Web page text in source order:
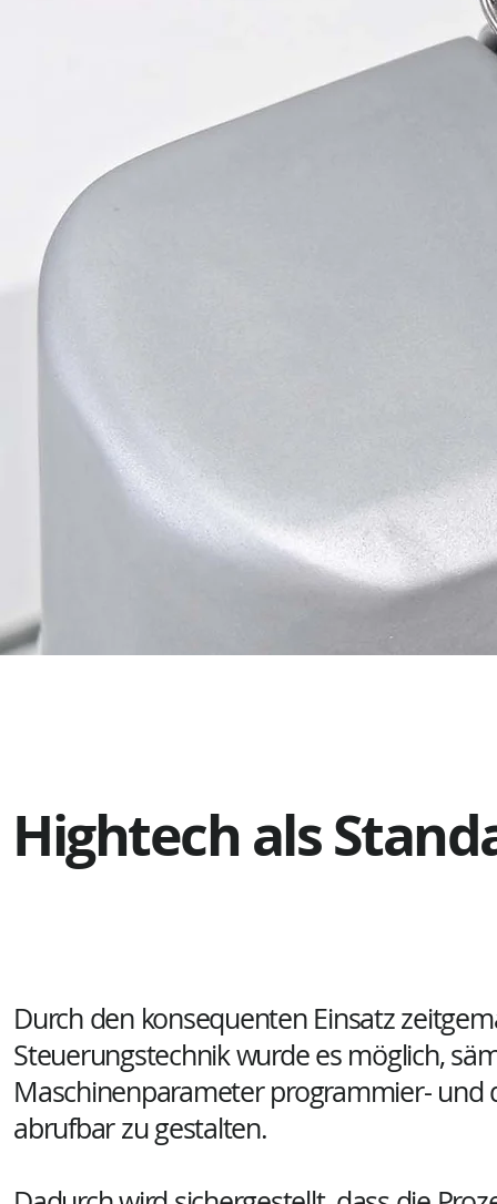
Hightech als
Durch den konsequenten Einsatz
Steuerungstechnik wurde es möglich,
Maschinenparameter programmier- und
abrufbar zu gestalten.